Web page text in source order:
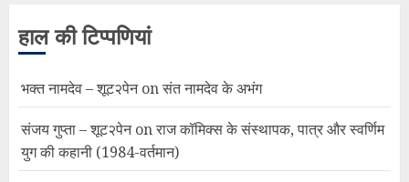
हाल की टिप्पणियां
भक्त नामदेव – शूट२पेनonसंत नामदेव के अभंग
संजय गुप्ता – शूट२पेनonराज कॉमिक्स के संस्थापक, पात्र और स्वर्णिम
युग की कहानी (1984-वर्तमान)